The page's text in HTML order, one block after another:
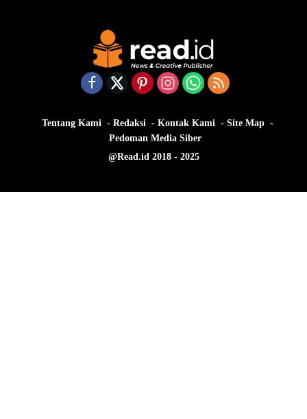
Tentang Kami Redaksi Kontak Kami
Site Map
Pedoman Media Siber
@Read.id 2018 - 2025